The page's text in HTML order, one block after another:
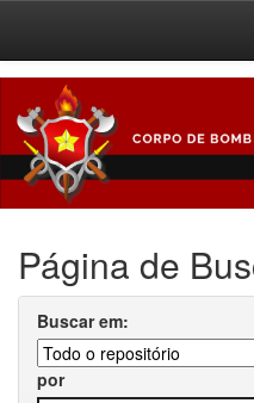
navigation
Página de
Buscar em:
por